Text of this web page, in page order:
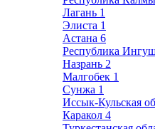
Лагань 1
Элиста 1
Астана 6
Республика
Назрань 2
Малгобек 1
Сунжа 1
Иссык-Кульская
Каракол 4